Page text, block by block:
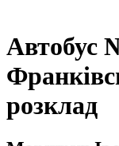
Автобус
розклад